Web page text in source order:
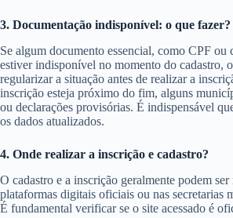
3. Documentação indisponível: o que fazer?
Se algum documento essencial, como CPF ou
estiver indisponível no momento do cadastro,
regularizar a situação antes de realizar a
inscrição esteja próximo do fim, alguns
ou declarações provisórias. É indispensável
os dados atualizados.
4. Onde realizar a inscrição e cadastro?
O cadastro e a inscrição geralmente podem ser
plataformas digitais oficiais ou nas secretarias
É fundamental verificar se o site acessado é